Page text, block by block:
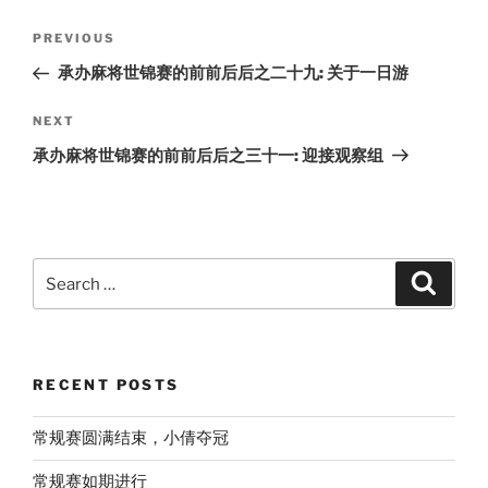
navigation
Previous
Post
PREVIOUS
承办麻将世锦赛的前前后后之二十九: 关于一日游
Next
Post
NEXT
承办麻将世锦赛的前前后后之三十一: 迎接观察组
for:
RECENT POSTS
常规赛圆满结束，小倩夺冠
常规赛如期进行